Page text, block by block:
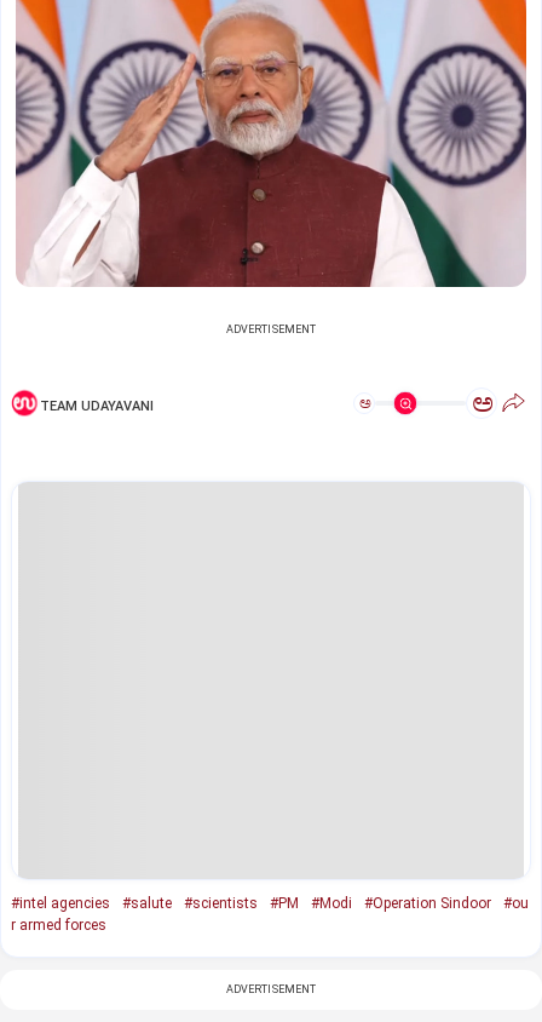
ADVERTISEMENT
TEAM UDAYAVANI ಅ ಅ
#intel agencies #salute #scientists #PM #Modi #Operation Sindoor
#ou
r armed forces
ADVERTISEMENT